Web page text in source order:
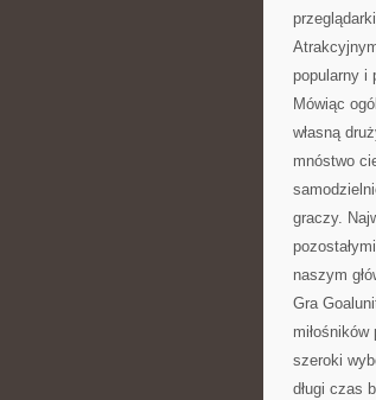
popularny i
Mówiąc
własną
mnóstwo
graczy.
naszym
Gra
szeroki
długi czas